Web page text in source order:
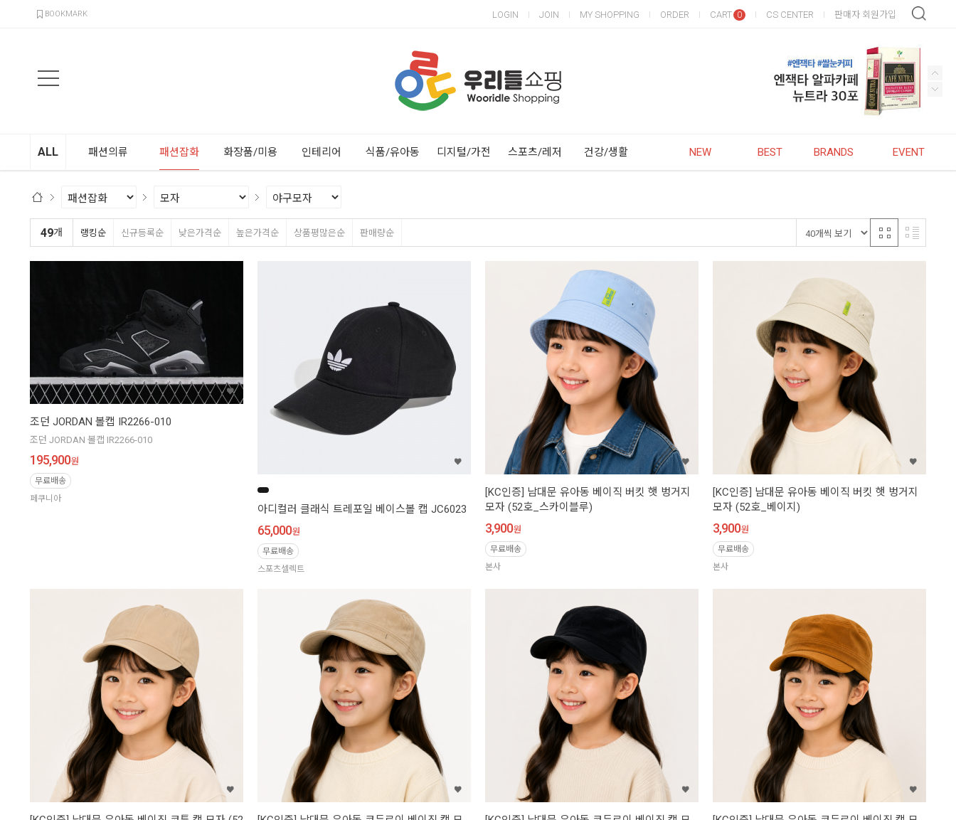
BOOKMARK LOGIN JOIN MY SHOPPING ORDER CART 0 CS CENTER 판매자 회원가입
ALL 패션의류 패션잡화 화장품/미용 인테리어 식품/유아동 디지털/가전 스포츠/레저 건강/생활 NEW BEST BRANDS EVENT
49개 랭킹순 신규등록순 낮은가격순 높은가격순 상품평많은순 판매량순
조던 JORDAN 볼캡 IR2266-010
조던 JORDAN 볼캡 IR2266-010
195,900원
무료배송
페쿠니아
아디컬러 클래식 트레포일 베이스볼 캡 JC6023
65,000원
무료배송
스포츠셀렉트
[KC인증] 남대문 유아동 베이직 버킷 햇 벙거지
모자 (52호_스카이블루)
3,900원
무료배송
본사
[KC인증] 남대문 유아동 베이직 버킷 햇 벙거지
모자 (52호_베이지)
3,900원
무료배송
본사